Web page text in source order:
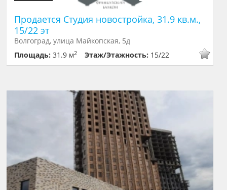
Продается Студия новостройка, 31.9 кв.м.,
15/22 эт
Волгоград, улица Майкопская, 5д
Площадь:31.9 м2 Этаж/Этажность: 15/22